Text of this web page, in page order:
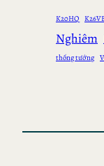
K20HQ
Nghiêm
thống tướng